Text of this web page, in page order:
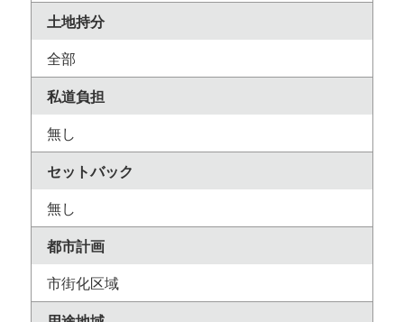
土地持分
全部
私道負担
無し
セットバック
無し
都市計画
市街化区域